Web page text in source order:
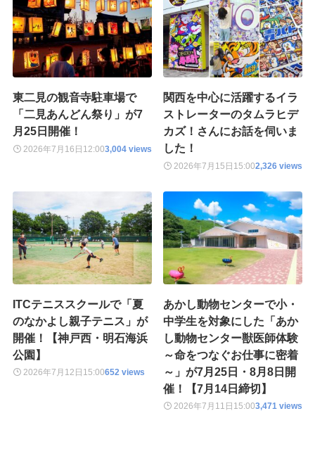
東二見の観音寺駐車場で
「二見あんどん祭り」が7
月25日開催！
2026年7月16日 12:003,004 views
関西を中心に活躍するイラ
ストレーターのタムラヒデ
カズ！さんにお話を伺いま
した！
2026年7月15日 15:002,326 views
ITCテニススクールで「夏
のなかよし親子テニス」が
開催！【神戸西・明石海浜
公園】
2026年7月12日 15:00652 views
あかし動物センターで小・
中学生を対象にした「あか
し動物センター獣医師体験
～命をつなぐお仕事に密着
～」が7月25日・8月8日開
催！【7月14日締切】
2026年7月11日 15:003,471 views